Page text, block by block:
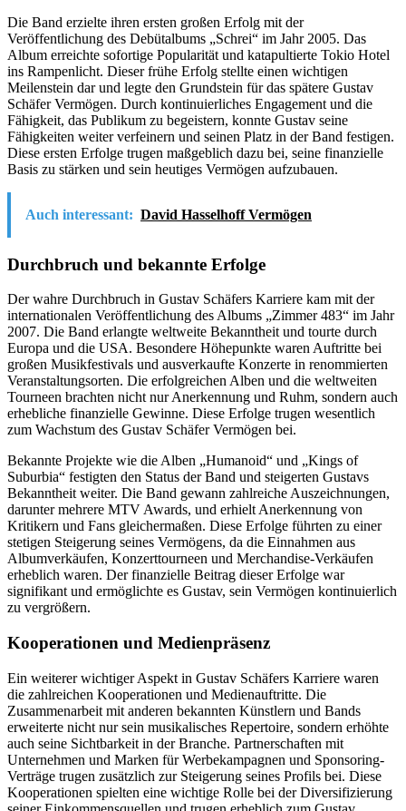
Die Band erzielte ihren ersten großen Erfolg mit der
Veröffentlichung des Debütalbums „Schrei“ im Jahr 2005. Das
Album erreichte sofortige Popularität und katapultierte Tokio Hotel
ins Rampenlicht. Dieser frühe Erfolg stellte einen wichtigen
Meilenstein dar und legte den Grundstein für das spätere Gustav
Schäfer Vermögen. Durch kontinuierliches Engagement und die
Fähigkeit, das Publikum zu begeistern, konnte Gustav seine
Fähigkeiten weiter verfeinern und seinen Platz in der Band festigen.
Diese ersten Erfolge trugen maßgeblich dazu bei, seine finanzielle
Basis zu stärken und sein heutiges Vermögen aufzubauen.
Auch interessant: David Hasselhoff Vermögen
Durchbruch und bekannte Erfolge
Der wahre Durchbruch in Gustav Schäfers Karriere kam mit der
internationalen Veröffentlichung des Albums „Zimmer 483“ im Jahr
2007. Die Band erlangte weltweite Bekanntheit und tourte durch
Europa und die USA. Besondere Höhepunkte waren Auftritte bei
großen Musikfestivals und ausverkaufte Konzerte in renommierten
Veranstaltungsorten. Die erfolgreichen Alben und die weltweiten
Tourneen brachten nicht nur Anerkennung und Ruhm, sondern auch
erhebliche finanzielle Gewinne. Diese Erfolge trugen wesentlich
zum Wachstum des Gustav Schäfer Vermögen bei.
Bekannte Projekte wie die Alben „Humanoid“ und „Kings of
Suburbia“ festigten den Status der Band und steigerten Gustavs
Bekanntheit weiter. Die Band gewann zahlreiche Auszeichnungen,
darunter mehrere MTV Awards, und erhielt Anerkennung von
Kritikern und Fans gleichermaßen. Diese Erfolge führten zu einer
stetigen Steigerung seines Vermögens, da die Einnahmen aus
Albumverkäufen, Konzerttourneen und Merchandise-Verkäufen
erheblich waren. Der finanzielle Beitrag dieser Erfolge war
signifikant und ermöglichte es Gustav, sein Vermögen kontinuierlich
zu vergrößern.
Kooperationen und Medienpräsenz
Ein weiterer wichtiger Aspekt in Gustav Schäfers Karriere waren
die zahlreichen Kooperationen und Medienauftritte. Die
Zusammenarbeit mit anderen bekannten Künstlern und Bands
erweiterte nicht nur sein musikalisches Repertoire, sondern erhöhte
auch seine Sichtbarkeit in der Branche. Partnerschaften mit
Unternehmen und Marken für Werbekampagnen und Sponsoring-
Verträge trugen zusätzlich zur Steigerung seines Profils bei. Diese
Kooperationen spielten eine wichtige Rolle bei der Diversifizierung